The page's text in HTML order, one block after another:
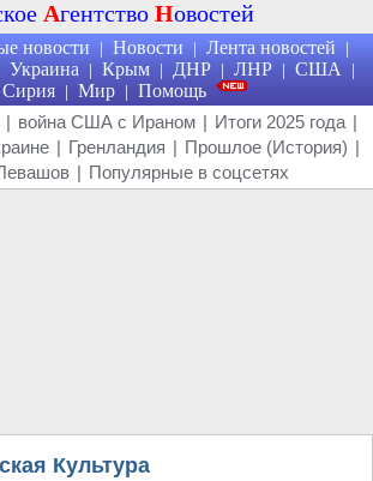
Агентство Новостей
новости | Новости | Лента новостей |
Украина | Крым | ДНР | ЛНР | США |
Сирия | Мир | Помощь
| война США с Ираном | Итоги 2025 года |
| Гренландия | Прошлое (История) |
| Популярные в соцсетях
Культура